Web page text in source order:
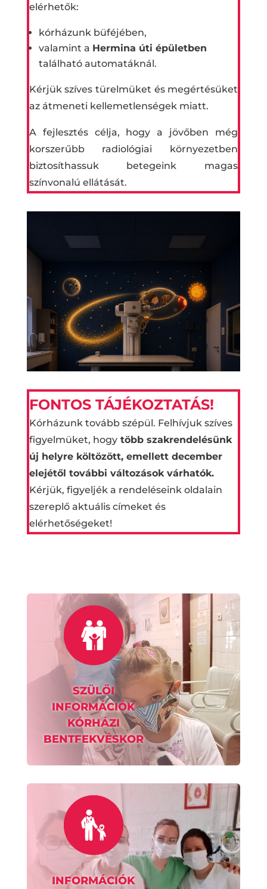
elérhetők:
kórházunk büféjében,
valamint a Hermina úti épületben
található automatáknál.
Kérjük szíves türelmüket és megértésüket
az átmeneti kellemetlenségek miatt.
A fejlesztés célja, hogy a jövőben még
korszerűbb radiológiai környezetben
biztosíthassuk betegeink magas
színvonalú ellátását.
FONTOS TÁJÉKOZTATÁS!
Kórházunk tovább szépül. Felhívjuk szíves
figyelmüket, hogytöbb szakrendelésünk
új helyre költözött, emellett december
elejétől további változások várhatók.
Kérjük, figyeljék a rendeléseink oldalain
szereplő aktuális címeket és
elérhetőségeket!
SZÜLŐI
INFORMÁCIÓK
KÓRHÁZI
BENTFEKVÉSKOR
INFORMÁCIÓK